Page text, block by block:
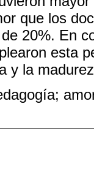
que los
20%. En
esta
y la